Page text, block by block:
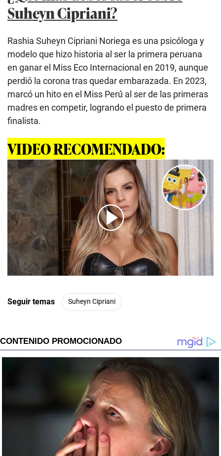
Suheyn Cipriani?
Rashia Suheyn Cipriani Noriega es una psicóloga y
modelo que hizo historia al ser la primera peruana
en ganar el Miss Eco Internacional en 2019, aunque
perdió la corona tras quedar embarazada. En 2023,
marcó un hito en el Miss Perú al ser de las primeras
madres en competir, logrando el puesto de primera
finalista.
VIDEO RECOMENDADO:
00:00 01:00
Seguir temas Suheyn Cipriani